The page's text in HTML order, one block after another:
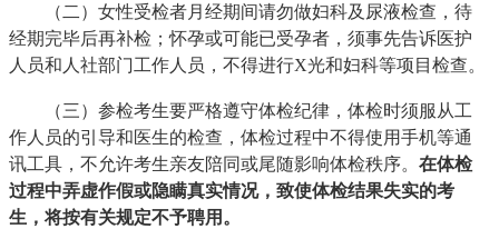
（二）女性受检者月经期间请勿做妇科及尿液检查，待
经期完毕后再补检；怀孕或可能已受孕者，须事先告诉医护
人员和人社部门工作人员，不得进行X光和妇科等项目检查。
（三）参检考生要严格遵守体检纪律，体检时须服从工
作人员的引导和医生的检查，体检过程中不得使用手机等通
讯工具，不允许考生亲友陪同或尾随影响体检秩序。在体检
过程中弄虚作假或隐瞒真实情况，致使体检结果失实的考
生，将按有关规定不予聘用。